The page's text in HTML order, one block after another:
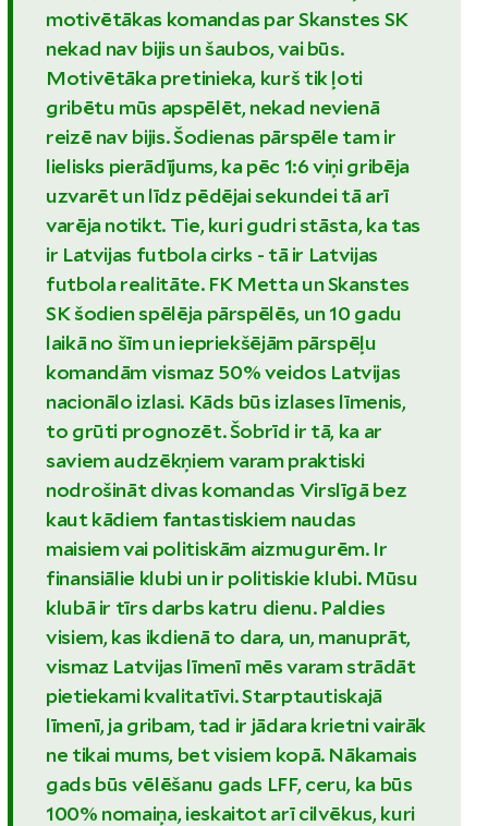
motivētākas komandas par Skanstes SK
nekad nav bijis un šaubos, vai būs.
Motivētāka pretinieka, kurš tik ļoti
gribētu mūs apspēlēt, nekad nevienā
reizē nav bijis. Šodienas pārspēle tam ir
lielisks pierādījums, ka pēc 1:6 viņi gribēja
uzvarēt un līdz pēdējai sekundei tā arī
varēja notikt. Tie, kuri gudri stāsta, ka tas
ir Latvijas futbola cirks - tā ir Latvijas
futbola realitāte. FK Metta un Skanstes
SK šodien spēlēja pārspēlēs, un 10 gadu
laikā no šīm un iepriekšējām pārspēļu
komandām vismaz 50% veidos Latvijas
nacionālo izlasi. Kāds būs izlases līmenis,
to grūti prognozēt. Šobrīd ir tā, ka ar
saviem audzēkņiem varam praktiski
nodrošināt divas komandas Virslīgā bez
kaut kādiem fantastiskiem naudas
maisiem vai politiskām aizmugurēm. Ir
finansiālie klubi un ir politiskie klubi. Mūsu
klubā ir tīrs darbs katru dienu. Paldies
visiem, kas ikdienā to dara, un, manuprāt,
vismaz Latvijas līmenī mēs varam strādāt
pietiekami kvalitatīvi. Starptautiskajā
līmenī, ja gribam, tad ir jādara krietni vairāk
ne tikai mums, bet visiem kopā. Nākamais
gads būs vēlēšanu gads LFF, ceru, ka būs
100% nomaiņa, ieskaitot arī cilvēkus, kuri